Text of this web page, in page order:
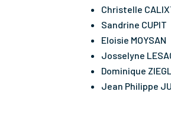
Christelle
Sandrine CUPIT
Eloisie MOYSAN
Josselyne
Dominique
Jean Philippe